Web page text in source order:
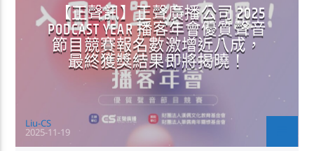
【正聲訊】正聲廣播公司 2025
PODCAST YEAR 播客年會優質聲音
節目競賽報名數激增近八成，
最終獲獎結果即將揭曉！
Liu-CS
2025-11-19